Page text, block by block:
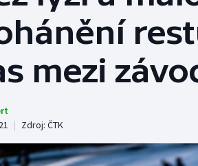
Basketbal
Biatlon
mezi
| Zdroj: ČTK